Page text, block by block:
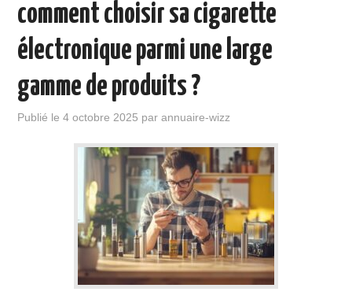
comment choisir sa cigarette
électronique parmi une large
gamme de produits ?
Publié le4 octobre 2025 parannuaire-wizz